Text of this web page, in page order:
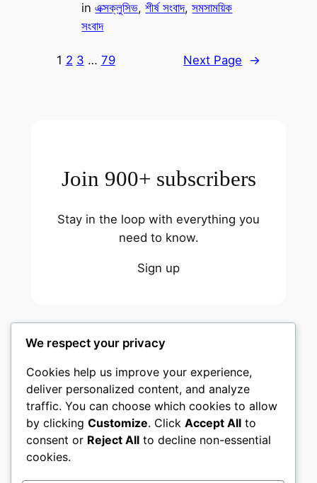
inএক্সক্লুসিভ, শীর্ষ সংবাদ, সমসাময়িক
সংবাদ
1 2 3 … 79 Next Page →
Join 900+ subscribers
Stay in the loop with everything you
need to know.
Sign up
বুড্ডিস্ট নিউজ পোর্টাল
তথাগত অনলাইন
About Privacy
We respect your privacy
Cookies help us improve your experience,
deliver personalized content, and analyze
traffic. You can choose which cookies to allow
by clicking Customize. Click Accept All to
consent or Reject All to decline non-essential
cookies.